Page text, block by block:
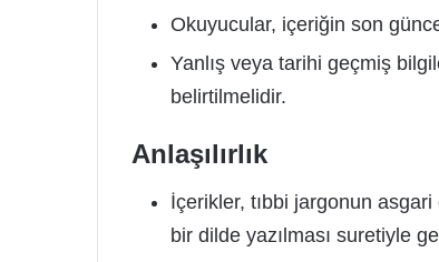
Okuyucular, içeriğin son
Yanlış veya tarihi geçmiş
belirtilmelidir.
Anlaşılırlık
İçerikler, tıbbi jargonun
bir dilde yazılması suretiyle